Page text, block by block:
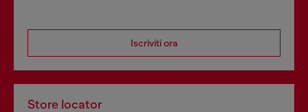
Iscriviti ora
Store locator